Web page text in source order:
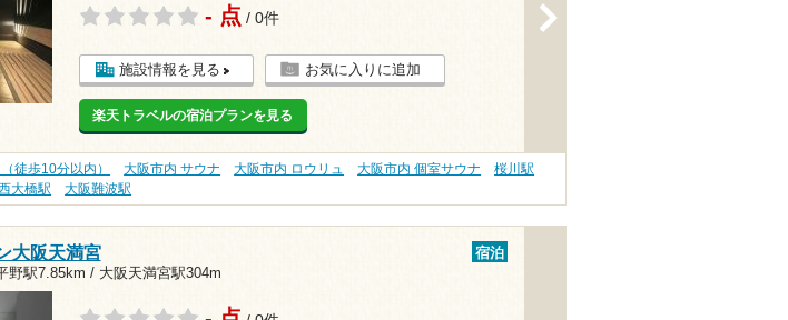
- 点 / 0件
施設情報を見る お気に入りに追加
楽天トラベルの宿泊プランを見る
徒歩10分以内） 大阪市内 サウナ 大阪市内 ロウリュ 大阪市内 個室サウナ
桜川駅
大橋駅 大阪難波駅
大阪天満宮
野駅7.85km / 大阪天満宮駅304m
宿泊